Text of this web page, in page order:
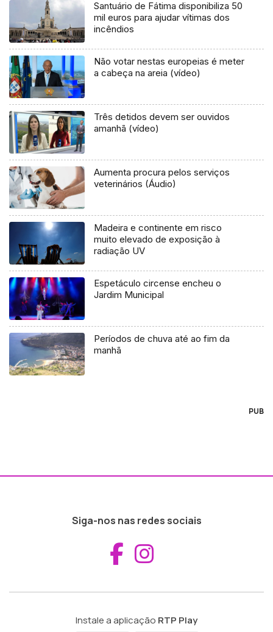
Santuário de Fátima disponibiliza 50
mil euros para ajudar vítimas dos
incêndios
Não votar nestas europeias é meter
a cabeça na areia (vídeo)
Três detidos devem ser ouvidos
amanhã (vídeo)
Aumenta procura pelos serviços
veterinários (Áudio)
Madeira e continente em risco
muito elevado de exposição à
radiação UV
Espetáculo circense encheu o
Jardim Municipal
Períodos de chuva até ao fim da
manhã
PUB
Siga-nos nas redes sociais
Aceder ao
Instale a aplicação RTP Play